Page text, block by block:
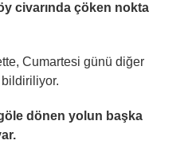
civarında çöken nokta
Cumartesi günü diğer
dönen yolun başka